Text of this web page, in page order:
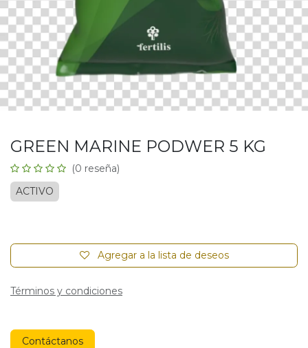
GREEN MARINE PODWER 5 KG
(0 reseña)
ACTIVO
Agregar a la lista de deseos
Términos y condiciones
Contáctanos